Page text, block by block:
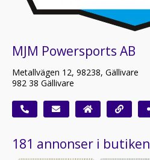
MJM Powersports AB
Metallvägen 12, 98238, Gällivare
982 38 Gällivare
181 annonser i butiken